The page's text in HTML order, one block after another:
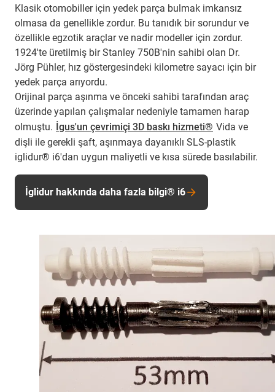
Klasik otomobiller için yedek parça bulmak imkansız
olmasa da genellikle zordur. Bu tanıdık bir sorundur ve
özellikle egzotik araçlar ve nadir modeller için zordur.
1924'te üretilmiş bir Stanley 750B'nin sahibi olan Dr.
Jörg Pühler, hız göstergesindeki kilometre sayacı için bir
yedek parça arıyordu.
Orijinal parça aşınma ve önceki sahibi tarafından araç
üzerinde yapılan çalışmalar nedeniyle tamamen harap
olmuştu. İgus'un çevrimiçi 3D baskı hizmeti® Vida ve
dişli ile gerekli şaft, aşınmaya dayanıklı SLS-plastik
iglidur® i6'dan uygun maliyetli ve kısa sürede basılabilir.
İglidur hakkında daha fazla bilgi® i6